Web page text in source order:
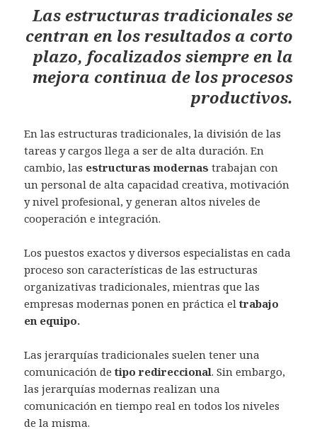
Las estructuras tradicionales se
centran en los resultados a corto
plazo, focalizados siempre en la
mejora continua de los procesos
productivos.
En las estructuras tradicionales, la división de las
tareas y cargos llega a ser de alta duración. En
cambio, las estructuras modernas trabajan con
un personal de alta capacidad creativa, motivación
y nivel profesional, y generan altos niveles de
cooperación e integración.
Los puestos exactos y diversos especialistas en cada
proceso son características de las estructuras
organizativas tradicionales, mientras que las
empresas modernas ponen en práctica eltrabajo
en equipo.
Las jerarquías tradicionales suelen tener una
comunicación detipo redireccional. Sin embargo,
las jerarquías modernas realizan una
comunicación en tiempo real en todos los niveles
de la misma.